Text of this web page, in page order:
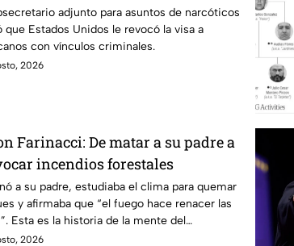
adjunto para asuntos de narcóticos
que Estados Unidos le revocó la visa a
con vínculos criminales.
2026
Farinacci: De matar a su padre a
incendios forestales
a su padre, estudiaba el clima para quemar
y afirmaba que “el fuego hace renacer las
Esta es la historia de la mente del
de los devastadores incendios.
2026